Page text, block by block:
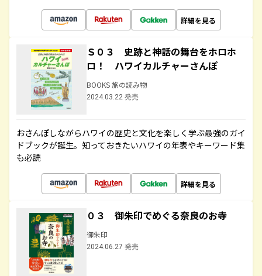
詳細を見る
Ｓ０３ 史跡と神話の舞台をホロホ
ロ！ ハワイカルチャーさんぽ
BOOKS 旅の読み物
2024.03.22 発売
おさんぽしながらハワイの歴史と文化を楽しく学ぶ最強のガイ
ドブックが誕生。知っておきたいハワイの年表やキーワード集
も必読
詳細を見る
０３ 御朱印でめぐる奈良のお寺
御朱印
2024.06.27 発売